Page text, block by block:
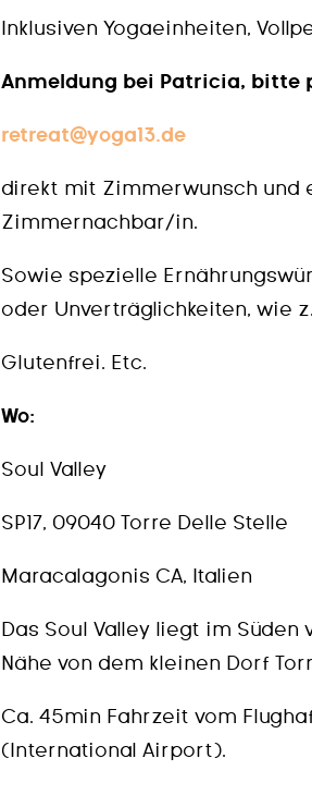
Inklusiven Yogaeinheiten,
Anmeldung bei Patricia, bitte
retreat@yoga13.de
direkt mit Zimmerwunsch und
Zimmernachbar/in.
Sowie spezielle
oder Unverträglichkeiten, wie
Glutenfrei. Etc.
Wo:
Soul Valley
SP17, 09040 Torre Delle Stelle
Maracalagonis CA, Italien
Das Soul Valley liegt im Süden
Nähe von dem kleinen Dorf
Ca. 45min Fahrzeit vom
(International Airport).